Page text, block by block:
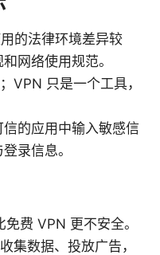
的法律环境差异较
网络使用规范。
VPN 只是一个工具，
的应用中输入敏感信
录信息。
费 VPN 更不安全。
集数据、投放广告，